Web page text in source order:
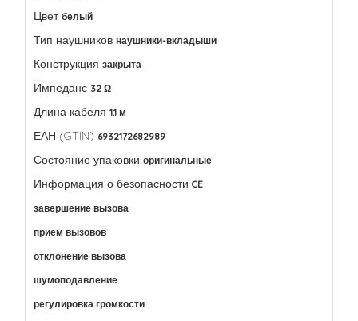
Цвет белый
Тип наушников наушники-вкладыши
Конструкция закрыта
Импеданс 32 Ω
Длина кабеля 1.1 м
ЕАН (GTIN) 6932172682989
Состояние упаковки оригинальные
Информация о безопасности CE
завершение вызова
прием вызовов
отклонение вызова
шумоподавление
регулировка громкости